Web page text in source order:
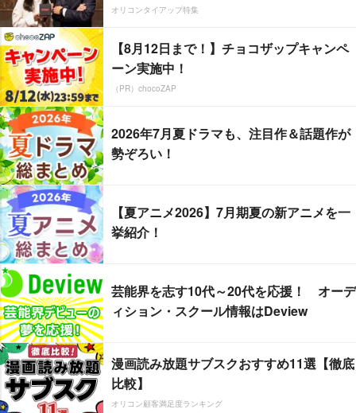
オリコンタイアップ特集
【8月12日まで！】チョコザップキャンペ
ーン実施中！
（PR）chocoZAP
2026年7月夏ドラマも、注目作＆話題作が
勢ぞろい！
【夏アニメ2026】7月期夏の新アニメを一
挙紹介！
芸能界を志す10代～20代を応援！ オーデ
ィション・スクール情報はDeview
漫画読み放題サブスクおすすめ11選【徹底
比較】
オリコン顧客満足度ランキング